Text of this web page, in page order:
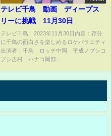
テレビ千鳥 動画 ディープス
リーに挑戦 11月30日
テレビ千鳥 2023年11月30日内容：存分
に千鳥の面白さを楽しめるロケバラエティ
出演者：千鳥 ロッチ中岡 平成ノブシコ
ブシ吉村 ハナコ岡部...